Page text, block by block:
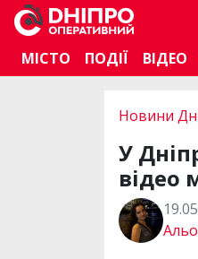
МІСТО ПОДІЇ ВІДЕО
Новини
У
відео